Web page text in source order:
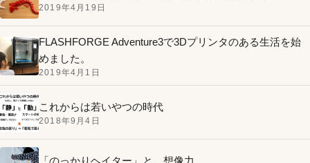
2019年4月19日
FLASHFORGE Adventure3で3Dプリンタのある生活を始
めました。
2019年4月1日
これからは若いやつの時代
2018年9月4日
「のっかりヘイター」と、想像力